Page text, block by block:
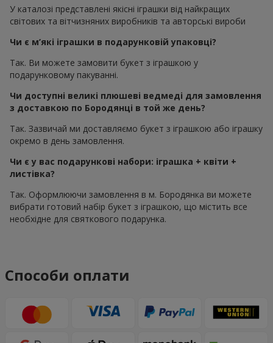
У каталозі представлені якісні іграшки від найкращих
світових та вітчизняних виробників та авторські вироби
Чи є м’які іграшки в подарунковій упаковці?
Так. Ви можете замовити букет з іграшкою у
подарунковому пакуванні.
Чи доступні великі плюшеві ведмеді для замовлення
з доставкою по Бородянці в той же день?
Так. Зазвичай ми доставляємо букет з іграшкою або іграшку
окремо в день замовлення.
Чи є у вас подарункові набори: іграшка + квіти +
листівка?
Так. Оформлюючи замовлення в м. Бородянка ви можете
вибрати готовий набір букет з іграшкою, що містить все
необхідне для святкового подарунка.
Способи оплати